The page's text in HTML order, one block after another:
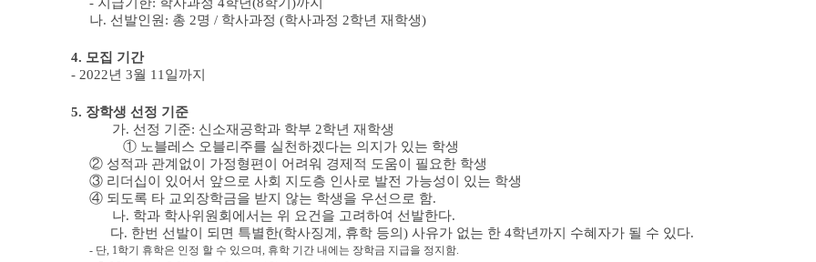
나. 선발인원 : 총 2명 / 학사과정 (학사과정 2학년 재학생)
4. 모집 기간
- 2022년 3월 11 일까지
5. 장학생 선정 기준
가. 선정 기준: 신소재공학과 학부 2학년 재학생
① 노블레스 오블리주를 실천하겠다는 의지가 있는 학생
② 성적과 관계없이 가정형편이 어려워 경제적 도움이 필요한 학생
③ 리더십이 있어서 앞으로 사회 지도층 인사로 발전 가능성이 있는 학생
④ 되도록 타 교외장학금을 받지 않는 학생을 우선으로 함.
나. 학과 학사위원회에서는 위 요건을 고려하여 선발한다.
다. 한번 선발이 되면 특별한(학사징계 , 휴학 등의 ) 사유가 없는 한 4학년까지 수혜자가 될 수 있다.
- 단, 1학기 휴학은 인정 할 수 있으며, 휴학 기간 내에는 장학금 지급을 정지함.